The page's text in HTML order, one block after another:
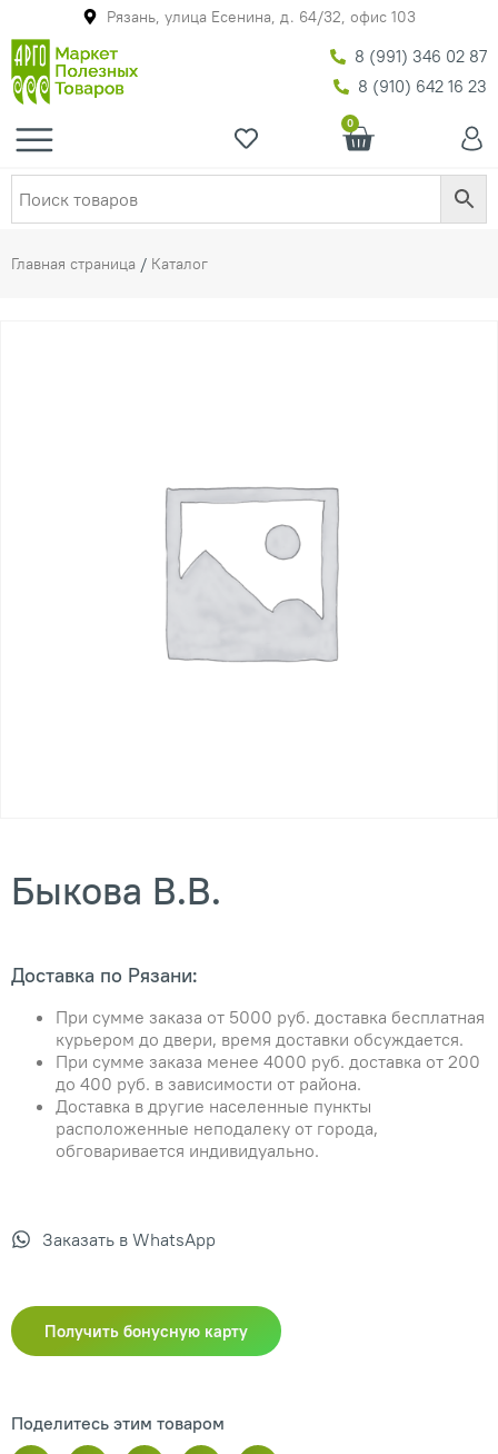
Рязань, улица Есенина, д. 64/32, офис 103
8 (991) 346 02 87
8 (910) 642 16 23
0
Главная страница / Каталог
Быкова В.В.
Доставка по Рязани:
При сумме заказа от 5000 руб. доставка бесплатная
курьером до двери, время доставки обсуждается.
При сумме заказа менее 4000 руб. доставка от 200
до 400 руб. в зависимости от района.
Доставка в другие населенные пункты
расположенные неподалеку от города,
обговаривается индивидуально.
Заказать в WhatsApp
Получить бонусную карту
Поделитесь этим товаром